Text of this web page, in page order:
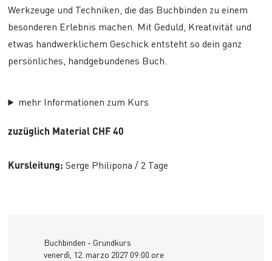
Werkzeuge und Techniken, die das Buchbinden zu einem
besonderen Erlebnis machen. Mit Geduld, Kreativität und
etwas handwerklichem Geschick entsteht so dein ganz
persönliches, handgebundenes Buch.
mehr Informationen zum Kurs
zuzüglich Material CHF 40
Kursleitung:Serge Philipona / 2 Tage
Buchbinden - Grundkurs
venerdì, 12. marzo 2027 09:00 ore